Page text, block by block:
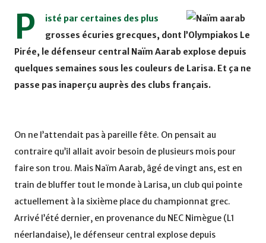
P
isté par certaines des plus
grosses écuries grecques, dont l’Olympiakos Le
Pirée, le défenseur central Naïm Aarab explose depuis
quelques semaines sous les couleurs de Larisa. Et ça ne
passe pas inaperçu auprès des clubs français.
On ne l’attendait pas à pareille fête. On pensait au
contraire qu’il allait avoir besoin de plusieurs mois pour
faire son trou. Mais Naïm Aarab, âgé de vingt ans, est en
train de bluffer tout le monde à Larisa, un club qui pointe
actuellement à la sixième place du championnat grec.
Arrivé l’été dernier, en provenance du NEC Nimègue (L1
néerlandaise), le défenseur central explose depuis